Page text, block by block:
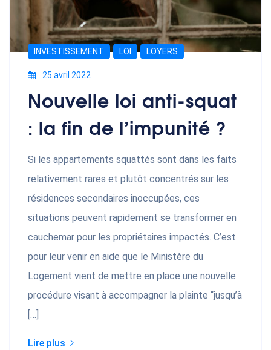
INVESTISSEMENT LOI LOYERS
25 avril 2022
Nouvelle loi anti-squat
: la fin de l’impunité ?
Si les appartements squattés sont dans les faits
relativement rares et plutôt concentrés sur les
résidences secondaires inoccupées, ces
situations peuvent rapidement se transformer en
cauchemar pour les propriétaires impactés. C’est
pour leur venir en aide que le Ministère du
Logement vient de mettre en place une nouvelle
procédure visant à accompagner la plainte “jusqu’à
[…]
Lire plus